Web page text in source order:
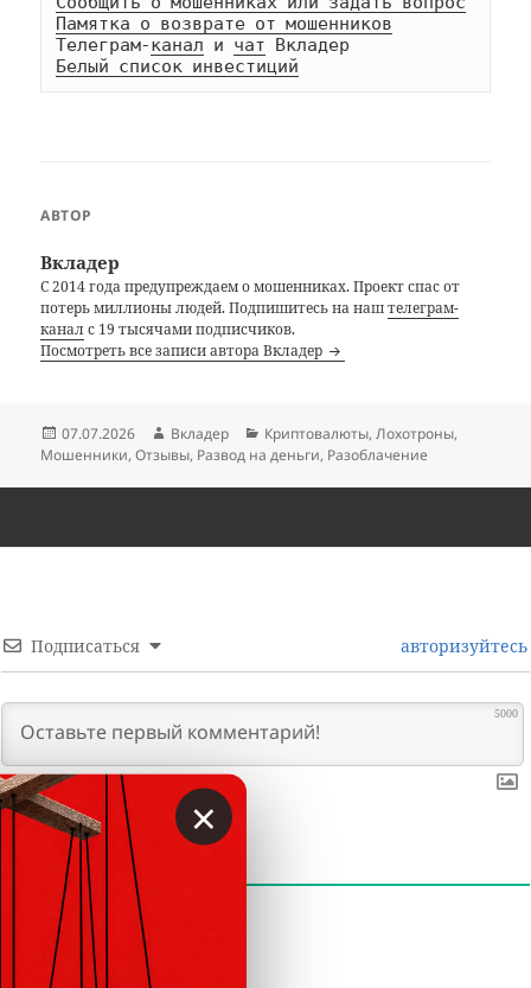
Памятка о возврате от мошенников
Телеграм-канал и чат
Белый список инвестиций
АВТОР
Вкладер
С 2014 года предупреждаем о мошенниках. Проект спас от
потерь миллионы людей. Подпишитесь на наштелеграм-
каналс 19 тысячами подписчиков.
Посмотреть все записи автора Вкладер
Опубликовано
07.07.2026 Автор
Вкладер Рубрики
Криптовалюты,Лохотроны,
Мошенники,Отзывы, Развод на деньги, Разоблачение
Подписаться авторизуйтесь
5000
КОММЕНТАРИИ
×